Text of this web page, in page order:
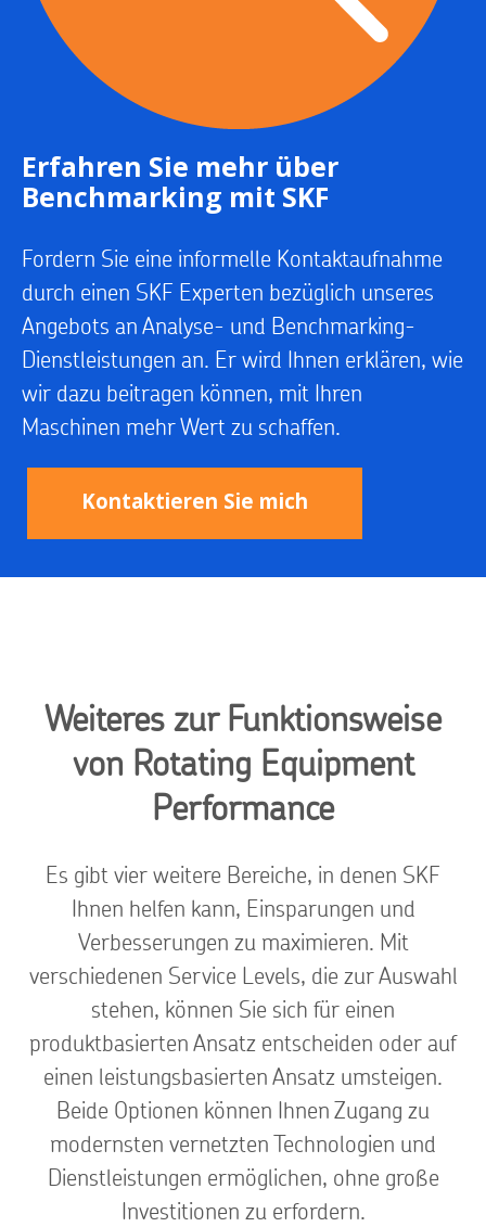
Erfahren Sie mehr über
Benchmarking mit SKF
Fordern Sie eine informelle Kontaktaufnahme
durch einen SKF Experten bezüglich unseres
Angebots an Analyse- und Benchmarking-
Dienstleistungen an. Er wird Ihnen erklären, wie
wir dazu beitragen können, mit Ihren
Maschinen mehr Wert zu schaffen.
Kontaktieren Sie mich
Weiteres zur Funktionsweise
von Rotating Equipment
Performance
Es gibt vier weitere Bereiche, in denen SKF
Ihnen helfen kann, Einsparungen und
Verbesserungen zu maximieren. Mit
verschiedenen Service Levels, die zur Auswahl
stehen, können Sie sich für einen
produktbasierten Ansatz entscheiden oder auf
einen leistungsbasierten Ansatz umsteigen.
Beide Optionen können Ihnen Zugang zu
modernsten vernetzten Technologien und
Dienstleistungen ermöglichen, ohne große
Investitionen zu erfordern.